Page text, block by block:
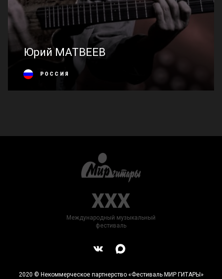
Юрий МАТВЕЕВ
РОССИЯ
XXX
Международный музыкальный
фестиваль
2020 © Некоммерческое партнерство «Фестиваль МИР ГИТАРЫ»